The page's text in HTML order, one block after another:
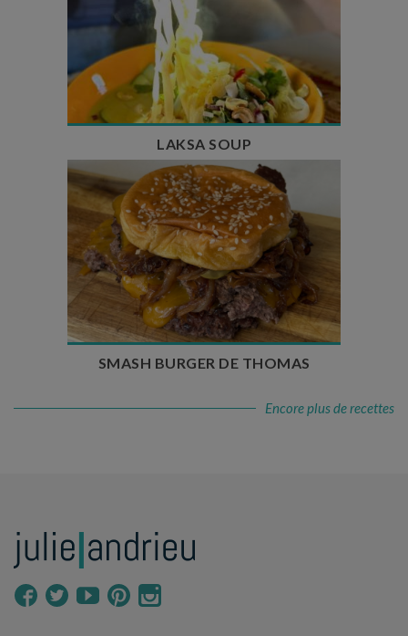
Temps de préparation : 40 min
Temps de cuisson : 25 min
Nombre de couverts : 4
LAKSA SOUP
Temps de préparation : 20 min
Temps de cuisson : 5 à 10 min
Nombre de couverts : 4
SMASH BURGER DE THOMAS
Encore plus de recettes